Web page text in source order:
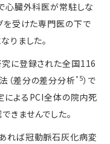
心臓外科医が常駐しな
を受けた専門医の下で
りました。
に登録された全国116
（差分の差分分析*5）で
による PCI全体の院内死
ませんでした。
れば冠動脈石灰化病変